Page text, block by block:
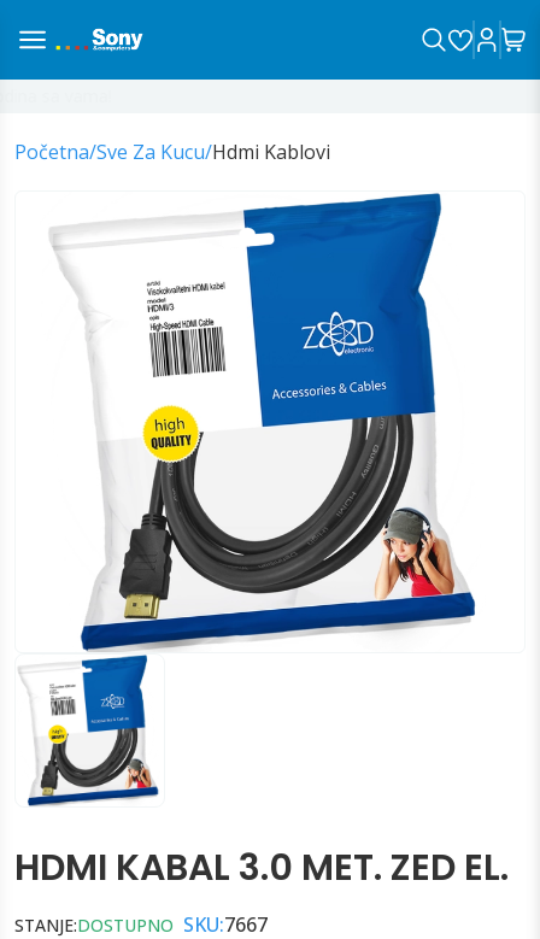
Početna/Sve Za Kucu/Hdmi Kablovi
HDMI KABAL 3.0 MET. ZED EL.
STANJE:DOSTUPNO SKU:7667